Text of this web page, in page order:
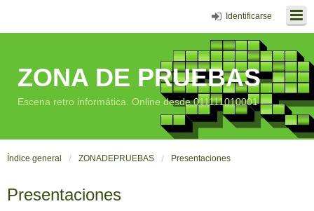
Identificarse
ZONA DE PRUEBAS
Escena retro informática. Online desde 011111010001
Índice general ZONADEPRUEBAS Presentaciones
Presentaciones